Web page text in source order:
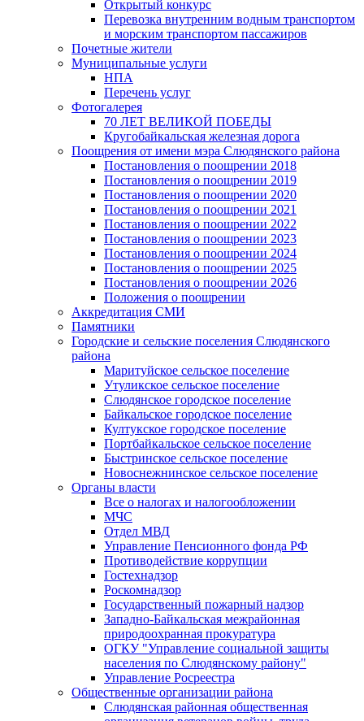
Открытый конкурс
Перевозка внутренним водным транспортом
и морским транспортом пассажиров
Почетные жители
Муниципальные услуги
НПА
Перечень услуг
Фотогалерея
70 ЛЕТ ВЕЛИКОЙ ПОБЕДЫ
Кругобайкальская железная дорога
Поощрения от имени мэра Слюдянского района
Постановления о поощрении 2018
Постановления о поощрении 2019
Постановления о поощрении 2020
Постановления о поощрении 2021
Постановления о поощрении 2022
Постановления о поощрении 2023
Постановления о поощрении 2024
Постановления о поощрении 2025
Постановления о поощрении 2026
Положения о поощрении
Аккредитация СМИ
Памятники
Городские и сельские поселения Слюдянского
района
Маритуйское сельское поселение
Утуликское сельское поселение
Слюдянское городское поселение
Байкальское городское поселение
Култукское городское поселение
Портбайкальское сельское поселение
Быстринское сельское поселение
Новоснежнинское сельское поселение
Органы власти
Все о налогах и налогообложении
МЧС
Отдел МВД
Управление Пенсионного фонда РФ
Противодействие коррупции
Гостехнадзор
Роскомнадзор
Государственный пожарный надзор
Западно-Байкальская межрайонная
природоохранная прокуратура
ОГКУ "Управление социальной защиты
населения по Слюдянскому району"
Управление Росреестра
Общественные организации района
Слюдянская районная общественная